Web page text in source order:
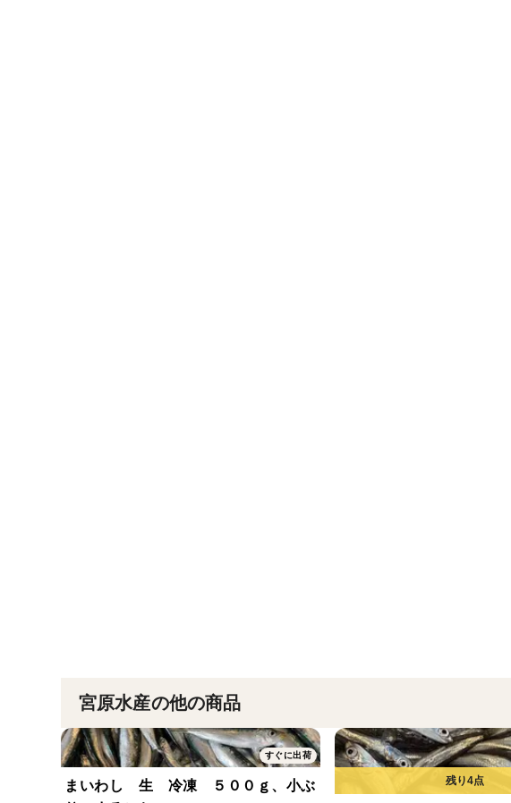
宮原水産の他の商品
すぐに出荷
まいわし 生 冷凍 ５００ｇ、小ぶ